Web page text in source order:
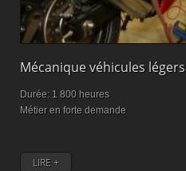
Mécanique véhicules légers
Durée: 1 800 heures
Métier en forte demande
LIRE +